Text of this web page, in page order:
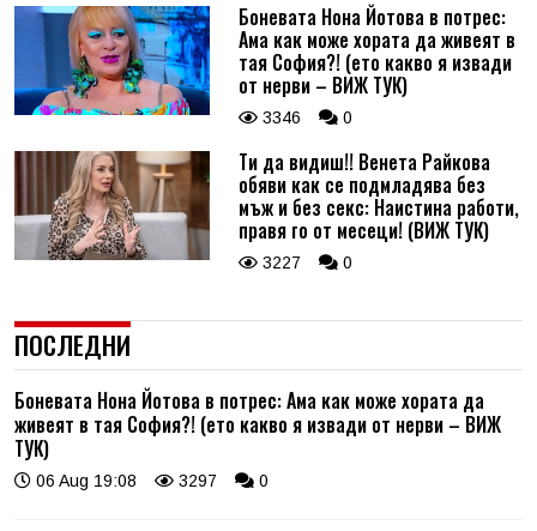
Боневата Нона Йотова в потрес:
Ама как може хората да живеят в
тая София?! (ето какво я извади
от нерви – ВИЖ ТУК)
3346 0
Ти да видиш!! Венета Райкова
обяви как се подмладява без
мъж и без секс: Наистина работи,
правя го от месеци! (ВИЖ ТУК)
3227 0
ПОСЛЕДНИ
Боневата Нона Йотова в потрес: Ама как може хората да
живеят в тая София?! (ето какво я извади от нерви – ВИЖ
ТУК)
06 Aug 19:08 3297 0